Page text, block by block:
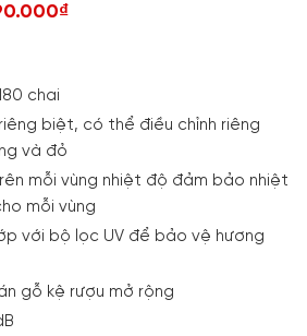
chai
biệt, có thể điều chỉnh riêng
và đỏ
mỗi vùng nhiệt độ đảm bảo nhiệt
mỗi vùng
với bộ lọc UV để bảo vệ hương
gỗ kệ rượu mở rộng